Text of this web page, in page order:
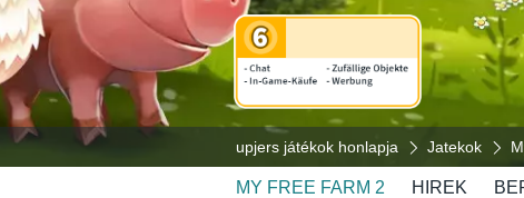
upjers játékok honlapja Jatekok
MY FREE FARM 2 HIREK